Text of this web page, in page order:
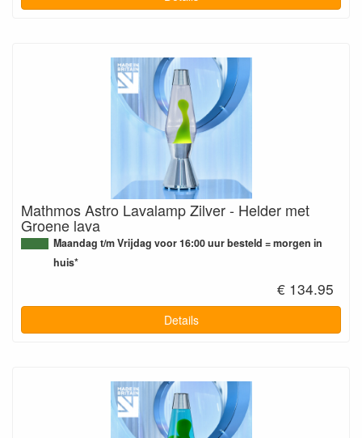
Mathmos Astro Lavalamp Zilver - Helder met
Groene lava
Maandag t/m Vrijdag voor 16:00 uur besteld = morgen in
huis*
€ 134.95
Details